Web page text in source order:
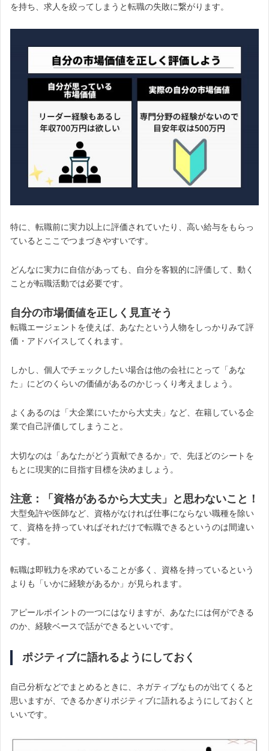
を持ち、求人を絞ってしまうと転職の失敗に繋がります。
特に、転職前に実力以上に評価されていたり、高い給与をもらっ
ているとここでつまづきやすいです。
どんなに実力に自信があっても、自分を客観的に評価して、動く
ことが転職活動では必要です。
自分の市場価値を正しく見直そう
転職エージェントを使えば、あなたという人物をしっかりみて評
価・アドバイスしてくれます。
しかし、個人でチェックしたい場合は他の会社にとって「あな
た」にどのくらいの価値があるのかじっくり考えましょう。
よくあるのは「大企業にいたから大丈夫」など、在籍している企
業で自己評価してしまうこと。
大切なのは「あなたがどう貢献できるか」で、先ほどのシートを
もとに現実的に目指す目標を決めましょう。
注意：「資格があるから大丈夫」と思わないこと！
大型免許や医師など、資格がなければ仕事にならない職種を除い
て、資格を持っていればそれだけで転職できるというのは間違い
です。
転職は即戦力を求めていることが多く、資格を持っているという
よりも「いかに経験があるか」が見られます。
アピールポイントの一つにはなりますが、あなたには何ができる
のか、経験ベースで話ができるといいです。
ポジティブに語れるようにしておく
自己分析などでまとめるときに、ネガティブなものが出てくると
思いますが、できるかぎりポジティブに語れるようにしておくと
いいです。